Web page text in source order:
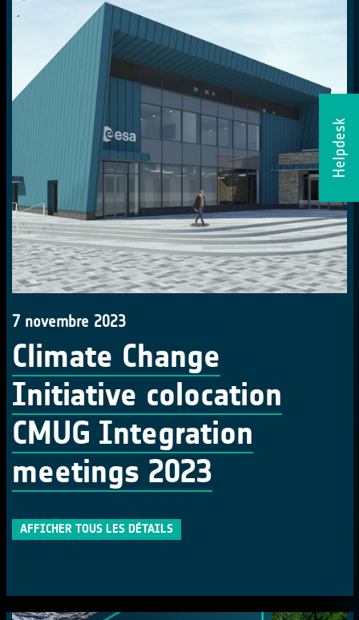
Helpdesk
7 novembre 2023
Climate Change
Initiative colocation
CMUG Integration
meetings 2023
AFFICHER TOUS LES DÉTAILS